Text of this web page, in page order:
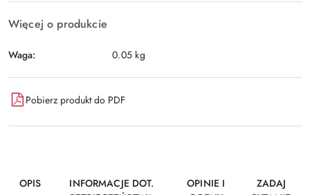
Więcej o produkcie
Waga: 0.05 kg
Pobierz produkt do PDF
OPIS
INFORMACJE DOT.
OPINIE I
ZADAJ